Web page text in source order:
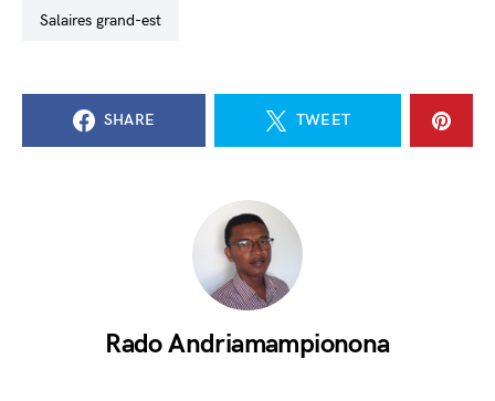
salaires grand-est
SHARE TWEET
Rado Andriamampionona